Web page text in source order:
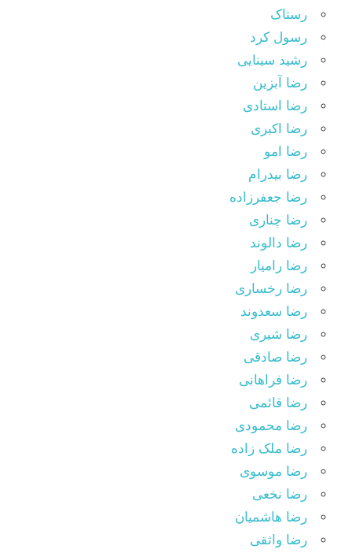
رستاک
رسول کرد
رشید سینایی
رضا آبزین
رضا استادی
رضا اکبری
رضا امو
رضا بیدرام
رضا جعفرزاده
رضا چناری
رضا دالوند
رضا رامیار
رضا رخساری
رضا سعدوند
رضا شیری
رضا صادقی
رضا فراهانی
رضا قائمی
رضا محمودی
رضا ملک زاده
رضا موسوی
رضا نخعی
رضا هاشمیان
رضا واثقی